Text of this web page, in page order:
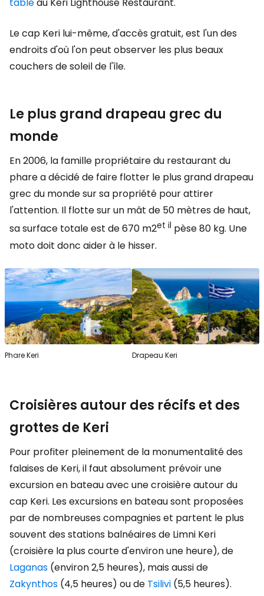
tableau Keri Lighthouse Restaurant.
Le cap Keri lui-même, d'accès gratuit, est l'un des
endroits d'où l'on peut observer les plus beaux
couchers de soleil de l'île.
Le plus grand drapeau grec du
monde
En 2006, la famille propriétaire du restaurant du
phare a décidé de faire flotter le plus grand drapeau
grec du monde sur sa propriété pour attirer
l'attention. Il flotte sur un mât de 50 mètres de haut,
sa surface totale est de 670 m2et il pèse 80 kg. Une
moto doit donc aider à le hisser.
Phare Keri Drapeau Keri
Croisières autour des récifs et des
grottes de Keri
Pour profiter pleinement de la monumentalité des
falaises de Keri, il faut absolument prévoir une
excursion en bateau avec une croisière autour du
cap Keri. Les excursions en bateau sont proposées
par de nombreuses compagnies et partent le plus
souvent des stations balnéaires de Limni Keri
(croisière la plus courte d'environ une heure), de
Laganas (environ 2,5 heures), mais aussi de
Zakynthos (4,5 heures) ou de Tsilivi (5,5 heures).